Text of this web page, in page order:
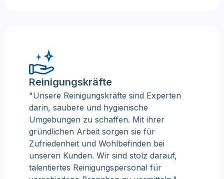
Reinigungskräfte
"Unsere Reinigungskräfte sind Experten
darin, saubere und hygienische
Umgebungen zu schaffen. Mit ihrer
gründlichen Arbeit sorgen sie für
Zufriedenheit und Wohlbefinden bei
unseren Kunden. Wir sind stolz darauf,
talentiertes Reinigungspersonal für